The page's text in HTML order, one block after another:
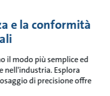
e la conformità
il modo più semplice ed
nell'industria. Esplora
di precisione offre